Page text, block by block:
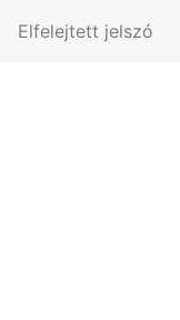
Elfelejtett jelszó